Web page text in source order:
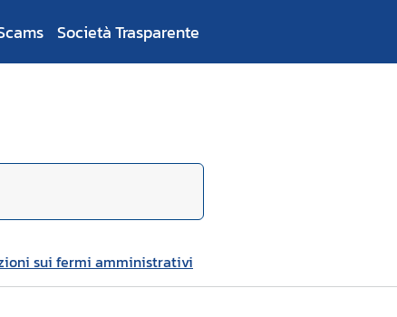
Società Trasparente
sui fermi amministrativi